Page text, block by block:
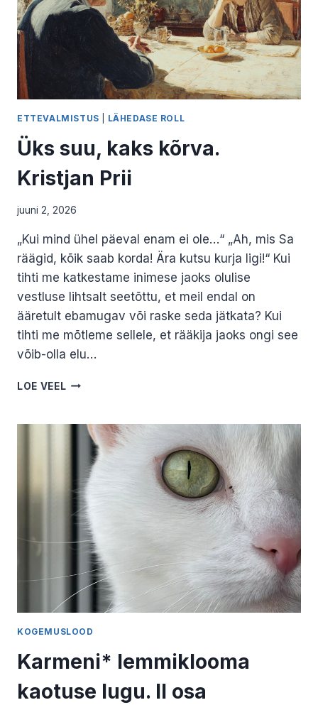
ETTEVALMISTUS LÄHEDASE ROLL
Üks suu, kaks kõrva.
Kristjan Prii
juuni 2, 2026
„Kui mind ühel päeval enam ei ole…“ „Ah, mis Sa
räägid, kõik saab korda! Ära kutsu kurja ligi!“ Kui
tihti me katkestame inimese jaoks olulise
vestluse lihtsalt seetõttu, et meil endal on
ääretult ebamugav või raske seda jätkata? Kui
tihti me mõtleme sellele, et rääkija jaoks ongi see
võib-olla elu…
LOE VEEL ÜKS
KÕRVA.
KRISTJAN
KOGEMUSLOOD
Karmeni* lemmiklooma
kaotuse lugu. II osa